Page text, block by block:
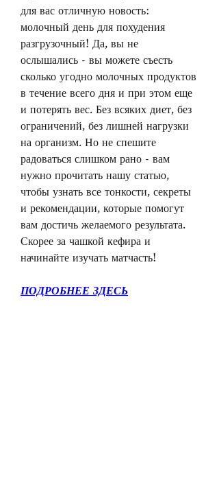
для вас отличную новость:
молочный день для похудения
разгрузочный! Да, вы не
ослышались - вы можете съесть
сколько угодно молочных продуктов
в течение всего дня и при этом еще
и потерять вес. Без всяких диет, без
ограничений, без лишней нагрузки
на организм. Но не спешите
радоваться слишком рано - вам
нужно прочитать нашу статью,
чтобы узнать все тонкости, секреты
и рекомендации, которые помогут
вам достичь желаемого результата.
Скорее за чашкой кефира и
начинайте изучать матчасть!
ПОДРОБНЕЕ ЗДЕСЬ